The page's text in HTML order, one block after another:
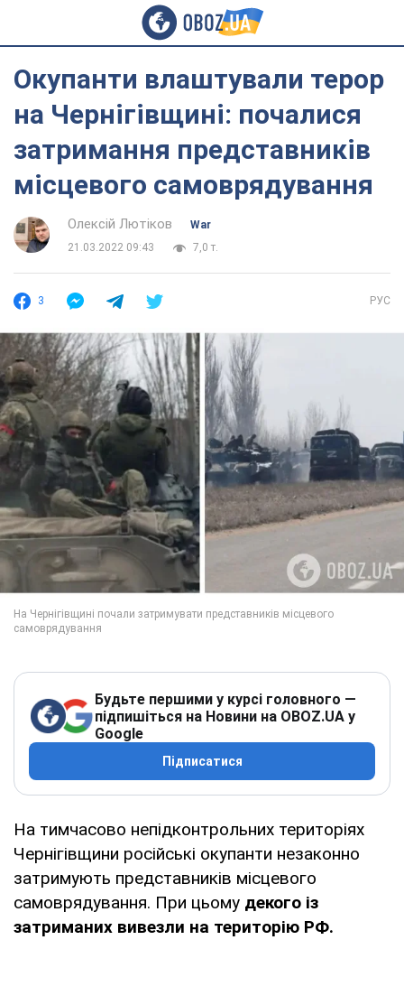
Окупанти влаштували терор
на Чернігівщині: почалися
затримання представників
місцевого самоврядування
Олексій Лютіков
War
21.03.2022 09:43
7,0 т.
3 РУС
Будьте першими у курсі головного —
підпишіться на Новини на OBOZ.UA у
Google
Підписатися
На тимчасово непідконтрольних територіях
Чернігівщини російські окупанти незаконно
затримують представників місцевого
самоврядування. При цьому декого із
затриманих вивезли на територію РФ.